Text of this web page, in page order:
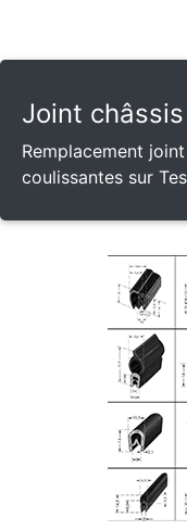
Joint
Remplacement
coulissantes sur